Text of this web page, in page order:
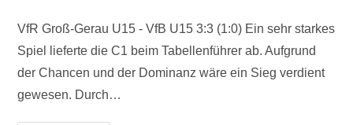
VfR Groß-Gerau U15 - VfB U15 3:3 (1:0) Ein sehr starkes
Spiel lieferte die C1 beim Tabellenführer ab. Aufgrund
der Chancen und der Dominanz wäre ein Sieg verdient
gewesen. Durch…